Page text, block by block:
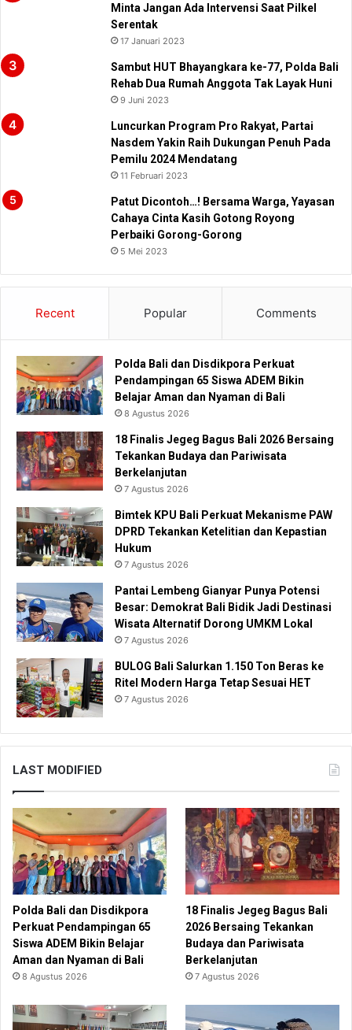
Minta Jangan Ada Intervensi Saat Pilkel
Serentak
17 Januari 2023
Sambut HUT Bhayangkara ke-77, Polda Bali
Rehab Dua Rumah Anggota Tak Layak Huni
9 Juni 2023
Luncurkan Program Pro Rakyat, Partai
Nasdem Yakin Raih Dukungan Penuh Pada
Pemilu 2024 Mendatang
11 Februari 2023
Patut Dicontoh…! Bersama Warga, Yayasan
Cahaya Cinta Kasih Gotong Royong
Perbaiki Gorong-Gorong
5 Mei 2023
Recent Popular Comments
Polda Bali dan Disdikpora Perkuat
Pendampingan 65 Siswa ADEM Bikin
Belajar Aman dan Nyaman di Bali
8 Agustus 2026
18 Finalis Jegeg Bagus Bali 2026 Bersaing
Tekankan Budaya dan Pariwisata
Berkelanjutan
7 Agustus 2026
Bimtek KPU Bali Perkuat Mekanisme PAW
DPRD Tekankan Ketelitian dan Kepastian
Hukum
7 Agustus 2026
Pantai Lembeng Gianyar Punya Potensi
Besar: Demokrat Bali Bidik Jadi Destinasi
Wisata Alternatif Dorong UMKM Lokal
7 Agustus 2026
BULOG Bali Salurkan 1.150 Ton Beras ke
Ritel Modern Harga Tetap Sesuai HET
7 Agustus 2026
LAST MODIFIED
Polda Bali dan Disdikpora
Perkuat Pendampingan 65
Siswa ADEM Bikin Belajar
Aman dan Nyaman di Bali
8 Agustus 2026
18 Finalis Jegeg Bagus Bali
2026 Bersaing Tekankan
Budaya dan Pariwisata
Berkelanjutan
7 Agustus 2026